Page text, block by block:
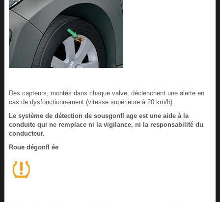
Des capteurs, montés dans chaque valve, déclenchent une alerte en
cas de dysfonctionnement (vitesse supérieure à 20 km/h).
Le système de détection de sousgonfl age est une aide à la
conduite qui ne remplace ni la vigilance, ni la responsabilité du
conducteur.
Roue dégonfl ée